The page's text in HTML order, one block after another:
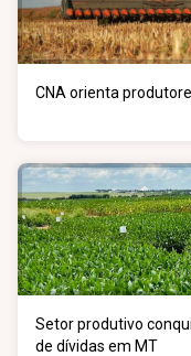
CNA orienta
Setor produtivo
de dívidas em MT